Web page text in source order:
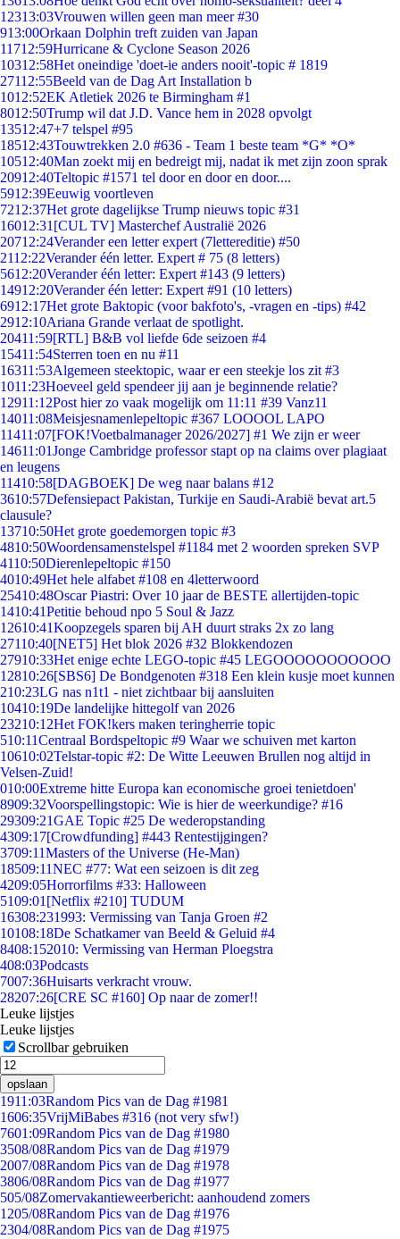
12313:03Vrouwen willen geen man meer #30
913:00Orkaan Dolphin treft zuiden van Japan
11712:59Hurricane & Cyclone Season 2026
10312:58Het oneindige 'doet-ie anders nooit'-topic # 1819
27112:55Beeld van de Dag Art Installation b
1012:52EK Atletiek 2026 te Birmingham #1
8012:50Trump wil dat J.D. Vance hem in 2028 opvolgt
13512:47+7 telspel #95
18512:43Touwtrekken 2.0 #636 - Team 1 beste team *G* *O*
10512:40Man zoekt mij en bedreigt mij, nadat ik met zijn zoon sprak
20912:40Teltopic #1571 tel door en door en door....
5912:39Eeuwig voortleven
7212:37Het grote dagelijkse Trump nieuws topic #31
16012:31 [CUL TV] Masterchef Australië 2026
20712:24Verander een letter expert (7lettereditie) #50
2112:22Verander één letter. Expert # 75 (8 letters)
5612:20Verander één letter: Expert #143 (9 letters)
14912:20Verander één letter: Expert #91 (10 letters)
6912:17Het grote Baktopic (voor bakfoto's, -vragen en -tips) #42
2912:10Ariana Grande verlaat de spotlight.
20411:59[RTL] B&B vol liefde 6de seizoen #4
15411:54Sterren toen en nu #11
16311:53Algemeen steektopic, waar er een steekje los zit #3
1011:23Hoeveel geld spendeer jij aan je beginnende relatie?
12911:12Post hier zo vaak mogelijk om 11:11 #39 Vanz11
14011:08Meisjesnamenlepeltopic #367 LOOOOL LAPO
11411:07[FOK!Voetbalmanager 2026/2027] #1 We zijn er weer
14611:01Jonge Cambridge professor stapt op na claims over plagiaat
en leugens
11410:58[DAGBOEK] De weg naar balans #12
3610:57Defensiepact Pakistan, Turkije en Saudi-Arabië bevat art.5
clausule?
13710:50Het grote goedemorgen topic #3
4810:50Woordensamenstelspel #1184 met 2 woorden spreken SVP
4110:50Dierenlepeltopic #150
4010:49Het hele alfabet #108 en 4letterwoord
25410:48Oscar Piastri: Over 10 jaar de BESTE allertijden-topic
1410:41Petitie behoud npo 5 Soul & Jazz
12610:41Koopzegels sparen bij AH duurt straks 2x zo lang
27110:40[NET5] Het blok 2026 #32 Blokkendozen
27910:33Het enige echte LEGO-topic #45 LEGOOOOOOOOOOO
12810:26[SBS6] De Bondgenoten #318 Een klein kusje moet kunnen
210:23LG nas n1t1 - niet zichtbaar bij aansluiten
10410:19De landelijke hittegolf van 2026
23210:12Het FOK!kers maken teringherrie topic
510:11Centraal Bordspeltopic #9 Waar we schuiven met karton
10610:02Telstar-topic #2: De Witte Leeuwen Brullen nog altijd in
Velsen-Zuid!
010:00Extreme hitte Europa kan economische groei tenietdoen'
8909:32Voorspellingstopic: Wie is hier de weerkundige? #16
29309:21GAE Topic #25 De wederopstanding
4309:17[Crowdfunding] #443 Rentestijgingen?
3709:11Masters of the Universe (He-Man)
18509:11NEC #77: Wat een seizoen is dit zeg
4209:05Horrorfilms #33: Halloween
5109:01 [Netflix #210] TUDUM
16308:231993: Vermissing van Tanja Groen #2
10108:18De Schatkamer van Beeld & Geluid #4
8408:152010: Vermissing van Herman Ploegstra
408:03Podcasts
7007:36Huisarts verkracht vrouw.
28207:26[CRE SC #160] Op naar de zomer!!
Leuke lijstjes
Leuke lijstjes
Scrollbar gebruiken
opslaan
1911:03Random Pics van de Dag #1981
1606:35VrijMiBabes #316 (not very sfw!)
7601:09Random Pics van de Dag #1980
3508/08Random Pics van de Dag #1979
2007/08Random Pics van de Dag #1978
3806/08Random Pics van de Dag #1977
505/08Zomervakantieweerbericht: aanhoudend zomers
1205/08Random Pics van de Dag #1976
2304/08Random Pics van de Dag #1975